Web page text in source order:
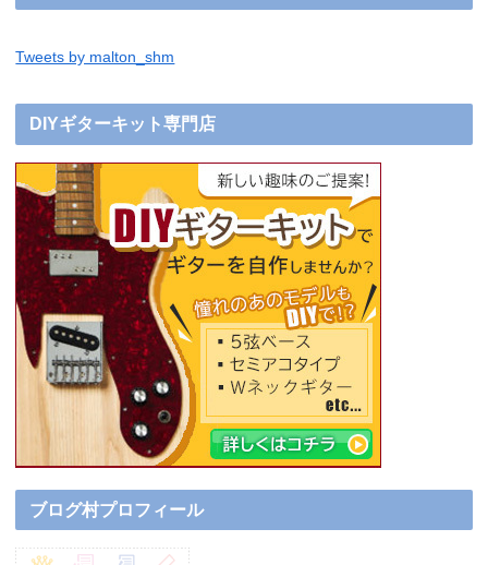
Tweets by malton_shm
DIYギターキット専門店
ブログ村プロフィール